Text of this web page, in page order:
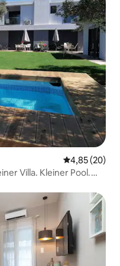
4,85 (20)
Villa. Kleiner Pool.